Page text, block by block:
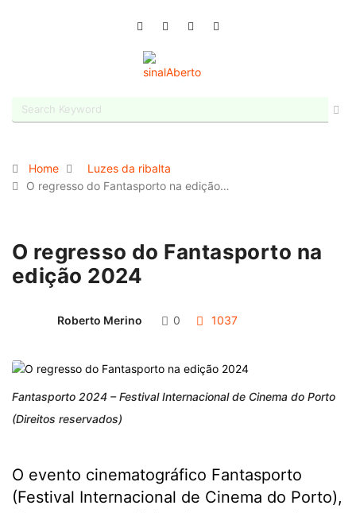
Home
Luzes da ribalta
O regresso do Fantasporto na edição…
O regresso do Fantasporto na
edição 2024
Roberto Merino 0 1037
Fantasporto 2024 – Festival Internacional de Cinema do Porto
(Direitos reservados)
O evento cinematográfico Fantasporto
(Festival Internacional de Cinema do Porto),